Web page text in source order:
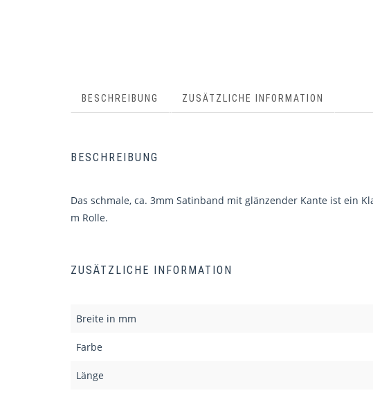
BESCHREIBUNG ZUSÄTZLICHE INFORMATION
BESCHREIBUNG
Das schmale, ca. 3mm Satinband mit glänzender Kante ist ein
m Rolle.
ZUSÄTZLICHE INFORMATION
Breite in mm
Farbe
Länge